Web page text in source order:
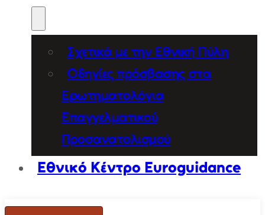
Σχετικά με την Εθνική Πύλη
Οδηγίες πρόσβασης στα
Ερωτηματολόγια
Επαγγελματικού
Προσανατολισμού
Εθνικό Κέντρο Euroguidance